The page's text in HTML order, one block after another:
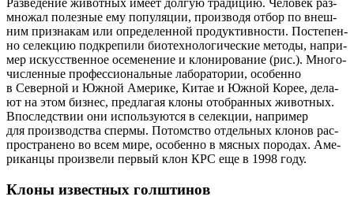
мно­жал полез­ные ему попу­ля­ции, про­из­во­дя отбор по внеш­
ним при­зна­кам или опре­де­лен­ной про­дук­тив­но­сти. Посте­пен­
но селек­цию под­кре­пи­ли био­тех­но­ло­ги­че­ские мето­ды, напри­
мер искус­ствен­ное осе­ме­не­ние и кло­ни­ро­ва­ние (рис.). Мно­го­
чис­лен­ные про­фес­си­о­наль­ные лабо­ра­то­рии, осо­бен­но
в Север­ной и Южной Аме­ри­ке, Китае и Южной Корее, дела­
ют на этом биз­нес, пред­ла­гая кло­ны ото­бран­ных живот­ных.
Впо­след­ствии они исполь­зу­ют­ся в селек­ции, напри­мер
для про­из­вод­ства спер­мы. Потом­ство отдель­ных кло­нов рас­
про­стра­не­но во всем мире, осо­бен­но в мяс­ных поро­дах. Аме­
ри­кан­цы про­из­ве­ли пер­вый клон КРС еще в 1998 году.
Клоны известных голштинов